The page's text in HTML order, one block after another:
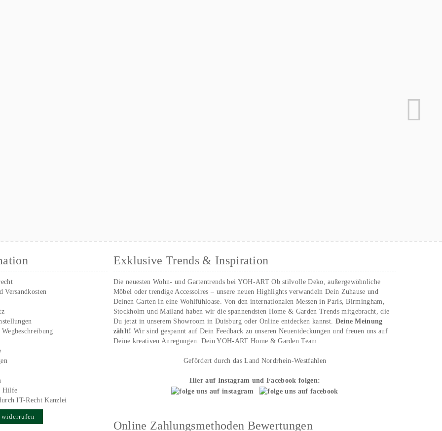
Versandkosten
Hilfe
IT-Recht Kanzlei
widerrufen
Exklusive Trends & Inspiration
Die neuesten Wohn- und Gartentrends bei YOH‑ART Ob stilvolle Deko, außergewöhnliche
Möbel oder trendige Accessoires – unsere neuen Highlights verwandeln Dein Zuhause und
Deinen Garten in eine Wohlfühloase. Von den internationalen Messen in Paris, Birmingham,
Stockholm und Mailand haben wir die spannendsten Home & Garden Trends mitgebracht, die
Du jetzt in unserem Showroom in Duisburg oder Online entdecken kannst. Deine Meinung
zählt!Wir sind gespannt auf Dein Feedback zu unseren Neuentdeckungen und freuen uns auf
Deine kreativen Anregungen. Dein YOH‑ART Home & Garden Team.
Gefördert durch das Land Nordrhein-Westfahlen
Hier auf Instagram und Facebook folgen:
Online Zahlungsmethoden Bewertungen